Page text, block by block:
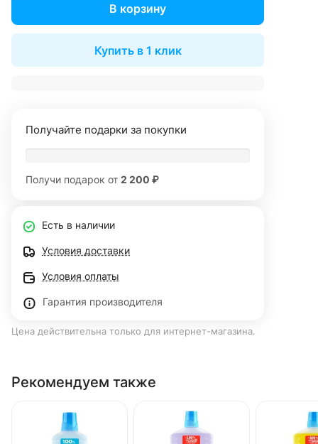
В корзину
Купить в 1 клик
Получайте подарки за покупки
Получи подарок от 2 200 ₽
Есть в наличии
Условия доставки
Условия оплаты
Гарантия производителя
Цена действительна только для интернет-магазина.
Рекомендуем также